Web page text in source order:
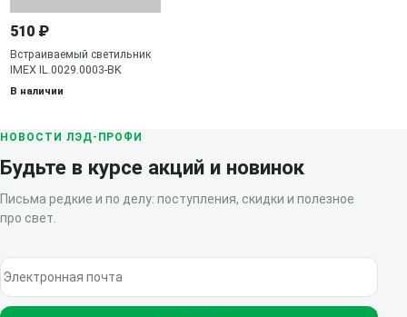
510 ₽
Встраиваемый светильник
IMEX IL.0029.0003-BK
В наличии
НОВОСТИ ЛЭД-ПРОФИ
Будьте в курсе акций и новинок
Письма редкие и по делу: поступления, скидки и полезное
про свет.
Электронная почта